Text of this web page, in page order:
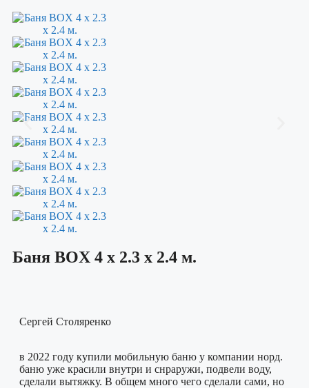
Баня BOX 4 х 2.3 х 2.4 м.
Сергей Столяренко
в 2022 году купили мобильную баню у компании норд.
баню уже красили внутри и снраружи, подвели воду,
сделали вытяжку. В общем много чего сделали сами, но